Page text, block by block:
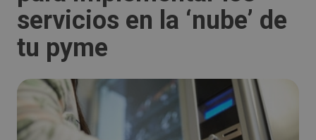
servicios en la ‘nube’ de
tu pyme